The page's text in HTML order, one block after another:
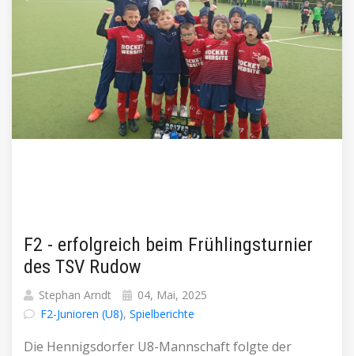
F2 - erfolgreich beim Frühlingsturnier
des TSV Rudow
Stephan Arndt
04, Mai, 2025
F2-Junioren (U8), Spielberichte
Die Hennigsdorfer U8-Mannschaft folgte der